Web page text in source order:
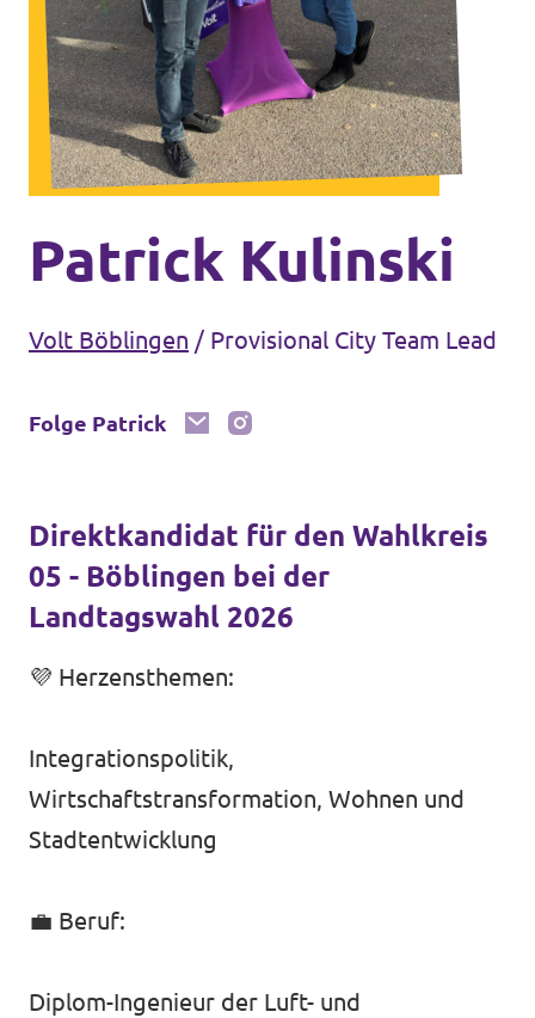
Unsere Events
Mache bei uns mit!
Deine Spende für Volt!
Unsere Teams in BW
Transparenz
Datenschutz
Impressum
Patrick Kulinski
Volt Böblingen / Provisional City Team Lead
Folge Patrick
Direktkandidat für den Wahlkreis
05 - Böblingen bei der
Landtagswahl 2026
💜 Herzensthemen:
Integrationspolitik,
Wirtschaftstransformation, Wohnen und
Stadtentwicklung
💼 Beruf:
Diplom-Ingenieur der Luft- und